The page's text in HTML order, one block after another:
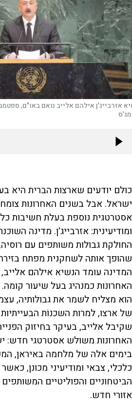
אזרבייג'ן אילהם אלייב נואם באו"ם, ספטמבר
כולם יודעים שארצות הברית היא
ישראל. אבל בשנים האחרונות
אסטרטגית נוספת בעלת חשיבות
ומודיעינית: אזרבייג'ן. מדינה
החולקת גבולות משותפים עם
שהופך אותה לשחקנית מפתח
המדינה עומד הנשיא אילהם
האחרונות כמנהיג בעל שיעור
הוא מצליח לשמר את גבולותיה,
של ארצו, למרות השכנוֹת
שקיבל אלייב, בעיקר בחיזוק
האחרונות משולש אסטרטגי חדש:
בימים אלה של מלחמה באיראן,
כלכלי, צבאי ומודיעיני מכונן,
הביטחוניים והפוליטיים
אזורי חדש.